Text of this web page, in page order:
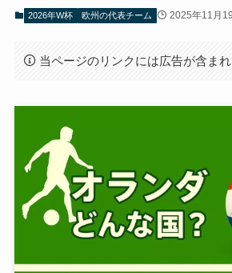
2026年W杯 欧州の代表チーム 2025年11月
当ページのリンクには広告が含まれ